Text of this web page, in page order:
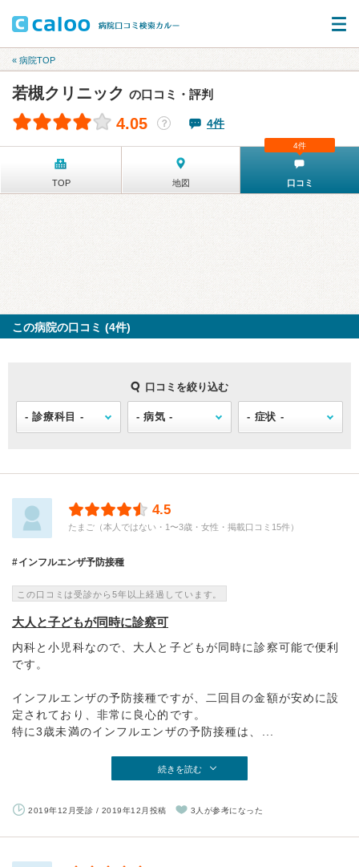
« 病院TOP
若槻クリニック の口コミ・評判
4.05 ？ 4件
TOP 地図 口コミ
4件
この病院の口コミ (4件)
口コミを絞り込む
4.5
たまご（本人ではない・1〜3歳・女性・掲載口コミ15件）
インフルエンザ予防接種
この口コミは受診から5年以上経過しています。
大人と子どもが同時に診察可
内科と小児科なので、大人と子どもが同時に診察可能で便利
です。
インフルエンザの予防接種ですが、二回目の金額が安めに設
定されており、非常に良心的です。
特に3歳未満のインフルエンザの予防接種は、...
続きを読む
2019年12月受診 / 2019年12月投稿 3人が参考になった